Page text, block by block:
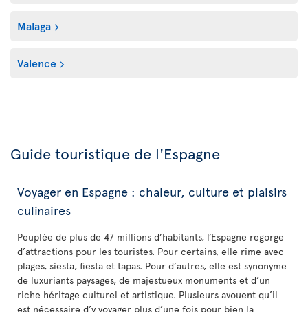
Malaga
Valence
Guide touristique de l'Espagne
Voyager en Espagne : chaleur, culture et plaisirs
culinaires
Peuplée de plus de 47 millions d’habitants, l’Espagne regorge
d’attractions pour les touristes. Pour certains, elle rime avec
plages, siesta, fiesta et tapas. Pour d’autres, elle est synonyme
de luxuriants paysages, de majestueux monuments et d’un
riche héritage culturel et artistique. Plusieurs avouent qu’il
est nécessaire d’y voyager plus d’une fois pour bien la